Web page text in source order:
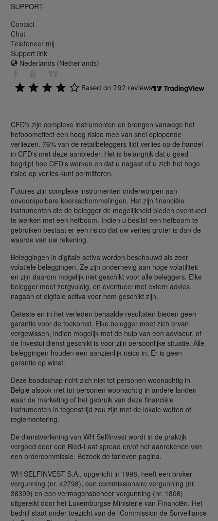
SUPPORT
Contact
Chat
Telefoneer mij
Support link
Nederlands (Netherlands)
CFD's zijn complexe instrumenten en brengen vanwege het
hefboomeffect een hoog risico mee van snel oplopende
verliezen. 76% van de retailbeleggers lijdt verlies op de handel
in CFD's met deze aanbieder. Het is belangrijk dat u goed
begrijpt hoe CFD's werken en dat u nagaat of u zich het hoge
risico op verlies kunt permitteren.
Futures zijn complexe instrumenten onderworpen aan
onvoorspelbare koersschommelingen. Het zijn financiële
instrumenten die de belegger de mogelijkheid bieden eventueel
te werken met een hefboom. Indien u beslist een hefboom te
gebruiken bestaat er een risico dat uw verlies groter is dan de
waarde van uw rekening.
Beleggingen in digitale activa worden beschouwd als zeer
volatiele beleggingen. Ze zijn onderhevig aan hoge volatiliteit
en zijn daarom mogelijk niet geschikt voor alle beleggers. Elke
belegger moet zorgvuldig, en eventueel met extern advies,
nagaan of digitale activa voor hem geschikt zijn.
Geteste en in het verleden behaalde resultaten bieden geen
garantie voor de toekomst. Elke belegger moet zich ervan
vergewissen, indien mogelijk met de hulp van een adviseur, of
de Investui dienst geschikt is voor zijn persoonlijke situatie. Alle
beleggingen houden een aanzienlijk risico in. Er is geen
garantie op winst.
Deze boodschap richt zich niet tot personen woonachtig in
België alsook niet tot personen woonachtig in andere landen
waar de marketing of het gebruik van deze financiële
instrumenten in tegenstrijd zou zijn met de lokale wetten of
reglementering.
De dienstverlening van WH SelfInvest wordt in de praktijk
vergoed door een Bied-Laat spread en/of het aanrekenen van
een ordercommissie. Bezoek de tarieven pagina.
WH SELFINVEST S.A., opgericht in 1998, heeft een broker
vergunning (nr. 42798), een commissionaire vergunning (nr.
36399) en een vermogensbeheer vergunning (nr. 1806)
uitgereikt door het Luxemburgse Ministerie van Financiën. Het
bedrijf staat onder toezicht van de “Commission de Surveillance